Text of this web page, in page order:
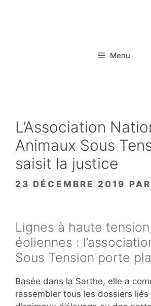
Menu
L’Association
Animaux Sous
saisit la justice
23 DÉCEMBRE 2019 PAR
Lignes à haute
éoliennes :
Sous Tension porte
Basée dans la Sarthe, elle a
rassembler tous les dossiers